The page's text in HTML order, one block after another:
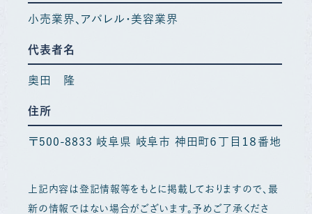
小売業界 アパレル・美容業界
代表者名
奥田 隆
住所
〒500-8833 岐阜県 岐阜市 神田町６丁目１８番地
上記内容は登記情報等をもとに掲載しておりますので、最
新の情報ではない場合がございます。予めご了承くださ